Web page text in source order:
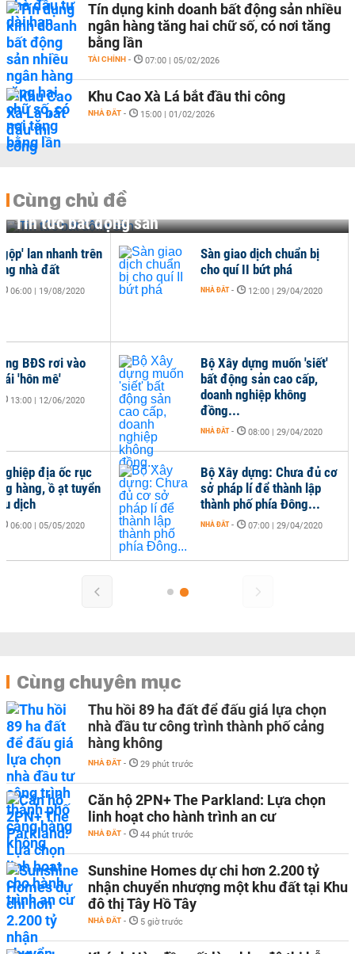
Tín dụng kinh doanh bất động sản nhiều
ngân hàng tăng hai chữ số, có nơi tăng
bằng lần
TÀI CHÍNH - 07:00 | 05/02/2026
Khu Cao Xà Lá bắt đầu thi công
NHÀ ĐẤT - 15:00 | 01/02/2026
Cùng chủ đề
Tin tức bất động sản
lan nhanh trên
nhà đất
06:00 | 19/08/2020
BĐS rơi vào
'hôn mê'
13:00 | 12/06/2020
địa ốc rục
hàng, ồ ạt tuyển
dịch
06:00 | 05/05/2020
Sàn giao dịch chuẩn bị
cho quí II bứt phá
NHÀ ĐẤT - 12:00 | 29/04/2020
Bộ Xây dựng muốn 'siết'
bất động sản cao cấp,
doanh nghiệp không
đồng...
NHÀ ĐẤT - 08:00 | 29/04/2020
Bộ Xây dựng: Chưa đủ cơ
sở pháp lí để thành lập
thành phố phía Đông...
NHÀ ĐẤT - 07:00 | 29/04/2020
Cùng chuyên mục
Thu hồi 89 ha đất để đấu giá lựa chọn
nhà đầu tư công trình thành phố cảng
hàng không
NHÀ ĐẤT - 29 phút trước
Căn hộ 2PN+ The Parkland: Lựa chọn
linh hoạt cho hành trình an cư
NHÀ ĐẤT - 44 phút trước
Sunshine Homes dự chi hơn 2.200 tỷ
nhận chuyển nhượng một khu đất tại Khu
đô thị Tây Hồ Tây
NHÀ ĐẤT - 5 giờ trước